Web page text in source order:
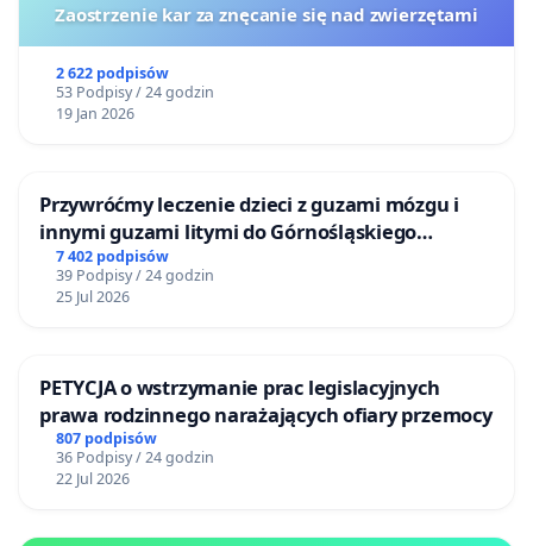
Zaostrzenie kar za znęcanie się nad zwierzętami
2 622 podpisów
53 Podpisy / 24 godzin
19 Jan 2026
Przywróćmy leczenie dzieci z guzami mózgu i
innymi guzami litymi do Górnośląskiego
Centrum Zdrowia Dziecka w Katowicach
7 402 podpisów
39 Podpisy / 24 godzin
25 Jul 2026
PETYCJA o wstrzymanie prac legislacyjnych
prawa rodzinnego narażających ofiary przemocy
807 podpisów
36 Podpisy / 24 godzin
22 Jul 2026